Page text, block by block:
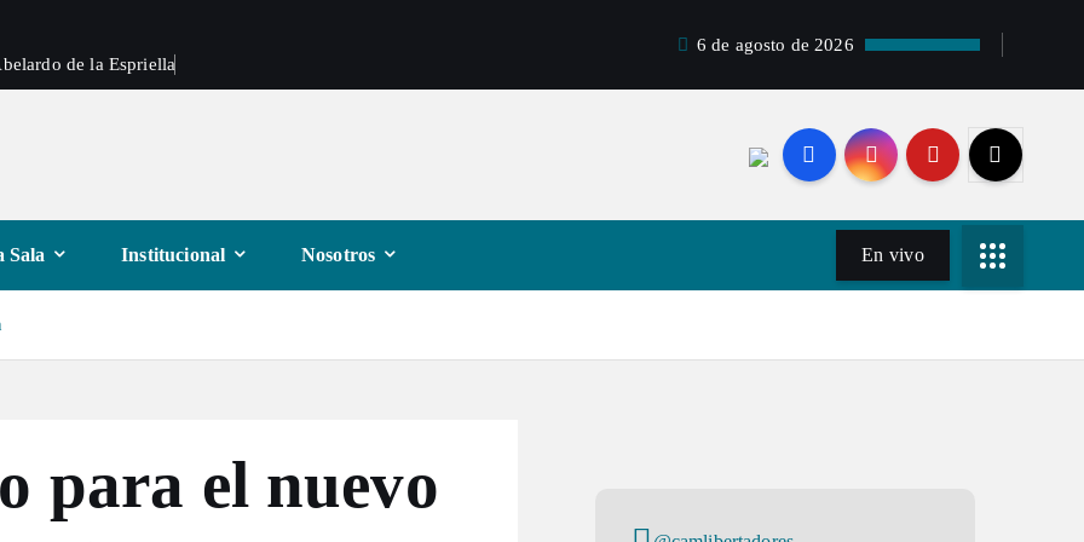
de la Espriella
6 de agosto de 2026
Sala Institucional Nosotros En vivo
para el nuevo